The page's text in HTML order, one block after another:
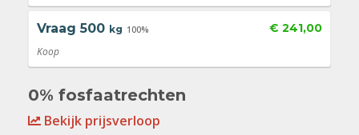
Vraag 500 kg 100% € 241,00
Koop
0% fosfaatrechten
Bekijk prijsverloop